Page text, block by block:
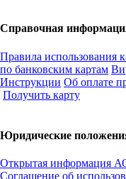
Справочная
Правила использования
по банковским картам
Инструкции Об оплате
Получить карту
Юридические
Открытая информация
Соглашение об